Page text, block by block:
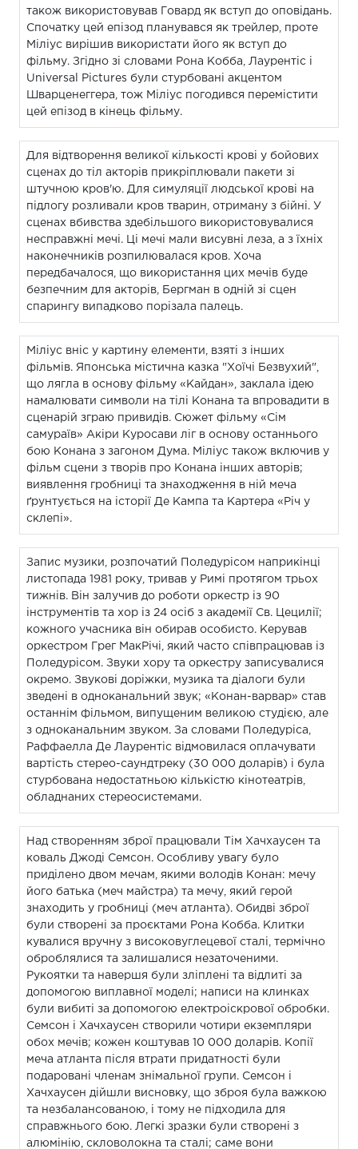
також використовував Говард як вступ до оповідань.
Спочатку цей епізод планувався як трейлер, проте
Міліус вирішив використати його як вступ до
фільму. Згідно зі словами Рона Кобба, Лаурентіс і
Universal Pictures були стурбовані акцентом
Шварценеггера, тож Міліус погодився перемістити
цей епізод в кінець фільму.
Для відтворення великої кількості крові у бойових
сценах до тіл акторів прикріплювали пакети зі
штучною кров'ю. Для симуляції людської крові на
підлогу розливали кров тварин, отриману з бійні. У
сценах вбивства здебільшого використовувалися
несправжні мечі. Ці мечі мали висувні леза, а з їхніх
наконечників розпилювалася кров. Хоча
передбачалося, що використання цих мечів буде
безпечним для акторів, Бергман в одній зі сцен
спарингу випадково порізала палець.
Міліус вніс у картину елементи, взяті з інших
фільмів. Японська містична казка "Хоїчі Безвухий",
що лягла в основу фільму «Кайдан», заклала ідею
намалювати символи на тілі Конана та впровадити в
сценарій зграю привидів. Сюжет фільму «Сім
самураїв» Акіри Куросави ліг в основу останнього
бою Конана з загоном Дума. Міліус також включив у
фільм сцени з творів про Конана інших авторів;
виявлення гробниці та знаходження в ній меча
ґрунтується на історії Де Кампа та Картера «Річ у
склепі».
Запис музики, розпочатий Поледурісом наприкінці
листопада 1981 року, тривав у Римі протягом трьох
тижнів. Він залучив до роботи оркестр із 90
інструментів та хор із 24 осіб з академії Св. Цецилії;
кожного учасника він обирав особисто. Керував
оркестром Грег МакРічі, який часто співпрацював із
Поледурісом. Звуки хору та оркестру записувалися
окремо. Звукові доріжки, музика та діалоги були
зведені в одноканальний звук; «Конан-варвар» став
останнім фільмом, випущеним великою студією, але
з одноканальним звуком. За словами Поледуріса,
Раффаелла Де Лаурентіс відмовилася оплачувати
вартість стерео-саундтреку (30 000 доларів) і була
стурбована недостатньою кількістю кінотеатрів,
обладнаних стереосистемами.
Над створенням зброї працювали Тім Хачхаусен та
коваль Джоді Семсон. Особливу увагу було
приділено двом мечам, якими володів Конан: мечу
його батька (меч майстра) та мечу, який герой
знаходить у гробниці (меч атланта). Обидві зброї
були створені за проєктами Рона Кобба. Клитки
кувалися вручну з високовуглецевої сталі, термічно
оброблялися та залишалися незаточеними.
Рукоятки та навершя були зліплені та відлиті за
допомогою виплавної моделі; написи на клинках
були вибиті за допомогою електроіскрової обробки.
Семсон і Хачхаусен створили чотири екземпляри
обох мечів; кожен коштував 10 000 доларів. Копії
меча атланта після втрати придатності були
подаровані членам знімальної групи. Семсон і
Хачхаусен дійшли висновку, що зброя була важкою
та незбалансованою, і тому не підходила для
справжнього бою. Легкі зразки були створені з
алюмінію, скловолокна та сталі; саме вони